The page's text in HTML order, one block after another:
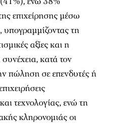
επιχείρησης μέσω
υπογραμμίζοντας τη
αξίες και η
κατά τον
πώληση σε επενδυτές ή
τεχνολογίας, ενώ τη
κληρονομιάς οι